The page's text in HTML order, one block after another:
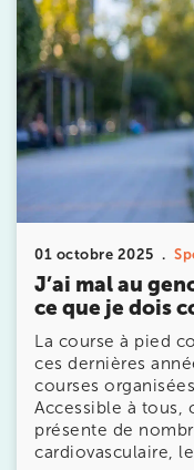
01 octobre 2025
J’ai mal au
ce que je dois
La course à pied
ces dernières
courses
Accessible à tous,
présente de
cardiovasculaire,
avec les
de
Bénéficiez de l’
prenant rendez-
cabinetIK –
de chez vous ou
quotidien.